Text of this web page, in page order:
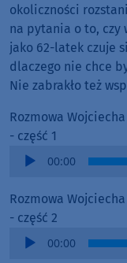
okoliczności
na pytania o to, czy
jako 62-latek czuje
dlaczego nie chce
Nie zabrakło też
Rozmowa
- część 1
Audio
00:00
Rozmowa
- część 2
Audio
00:00